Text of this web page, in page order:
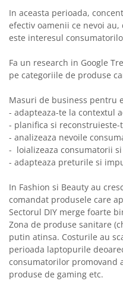
In aceasta perioada,
efectiv oamenii ce nevoi
este interesul
Fa un research in Google
pe categoriile de produse
Masuri de business pentru
- adapteaza-te la contextul
- planifica si reconstruieste-
- analizeaza nevoile
- loializeaza consumatorii
- adapteaza preturile si
In Fashion si Beauty au
comandat produsele care
Sectorul DIY merge foarte
Zona de produse sanitare
putin atinsa. Costurile au
perioada laptopurile
consumatorilor promovand
produse de gaming etc.